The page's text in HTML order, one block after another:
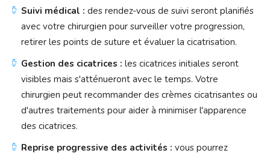
Suivi médical : des rendez-vous de suivi seront planifiés
avec votre chirurgien pour surveiller votre progression,
retirer les points de suture et évaluer la cicatrisation.
Gestion des cicatrices : les cicatrices initiales seront
visibles mais s'atténueront avec le temps. Votre
chirurgien peut recommander des crèmes cicatrisantes ou
d'autres traitements pour aider à minimiser l'apparence
des cicatrices.
Reprise progressive des activités : vous pourrez